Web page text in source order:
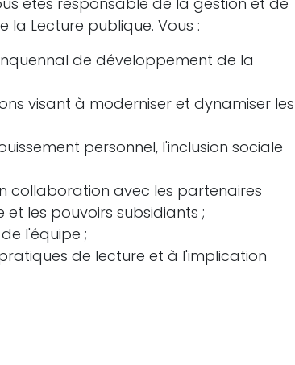
la Lecture publique. Vous :
de développement de la
visant à moderniser et dynamiser les
personnel, l'inclusion sociale
collaboration avec les partenaires
les pouvoirs subsidiants ;
l'équipe ;
de lecture et à l'implication